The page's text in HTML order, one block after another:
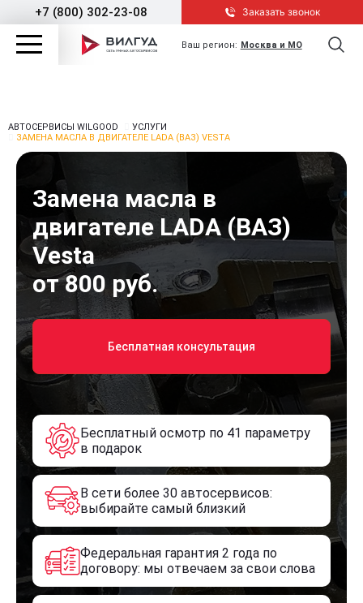
+7 (800) 302-23-08 Заказать звонок
Ваш регион: Москва и МО
АВТОСЕРВИСЫ WILGOOD
УСЛУГИ
ЗАМЕНА МАСЛА В ДВИГАТЕЛЕ LADA (ВАЗ) VESTA
Замена масла в
двигателе LADA (ВАЗ)
Vesta
от 800 руб.
Бесплатная консультация
Бесплатный осмотр по 41 параметру
в подарок
В сети более 30 автосервисов:
выбирайте самый близкий
Федеральная гарантия 2 года по
договору: мы отвечаем за свои слова